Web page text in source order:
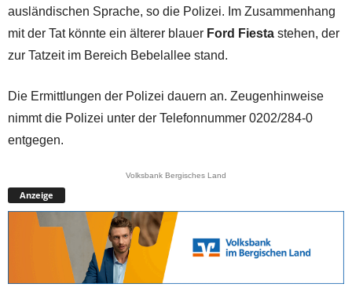
ausländischen Sprache, so die Polizei. Im Zusammenhang
mit der Tat könnte ein älterer blauer Ford Fiesta stehen, der
zur Tatzeit im Bereich Bebelallee stand.
Die Ermittlungen der Polizei dauern an. Zeugenhinweise
nimmt die Polizei unter der Telefonnummer 0202/284-0
entgegen.
Volksbank Bergisches Land
Anzeige